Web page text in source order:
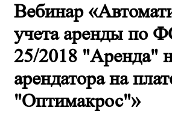
Вебинар
учета аренды по
25/2018 "Аренда"
арендатора на
"Оптимакрос"»